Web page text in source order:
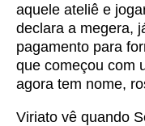
aquele ateliê e
declara a megera,
pagamento para
que começou com
agora tem nome,
Viriato vê quando